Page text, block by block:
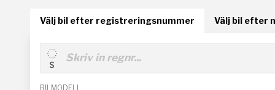
Välj bil efter registreringsnummer Välj bil efter
BILMODELL